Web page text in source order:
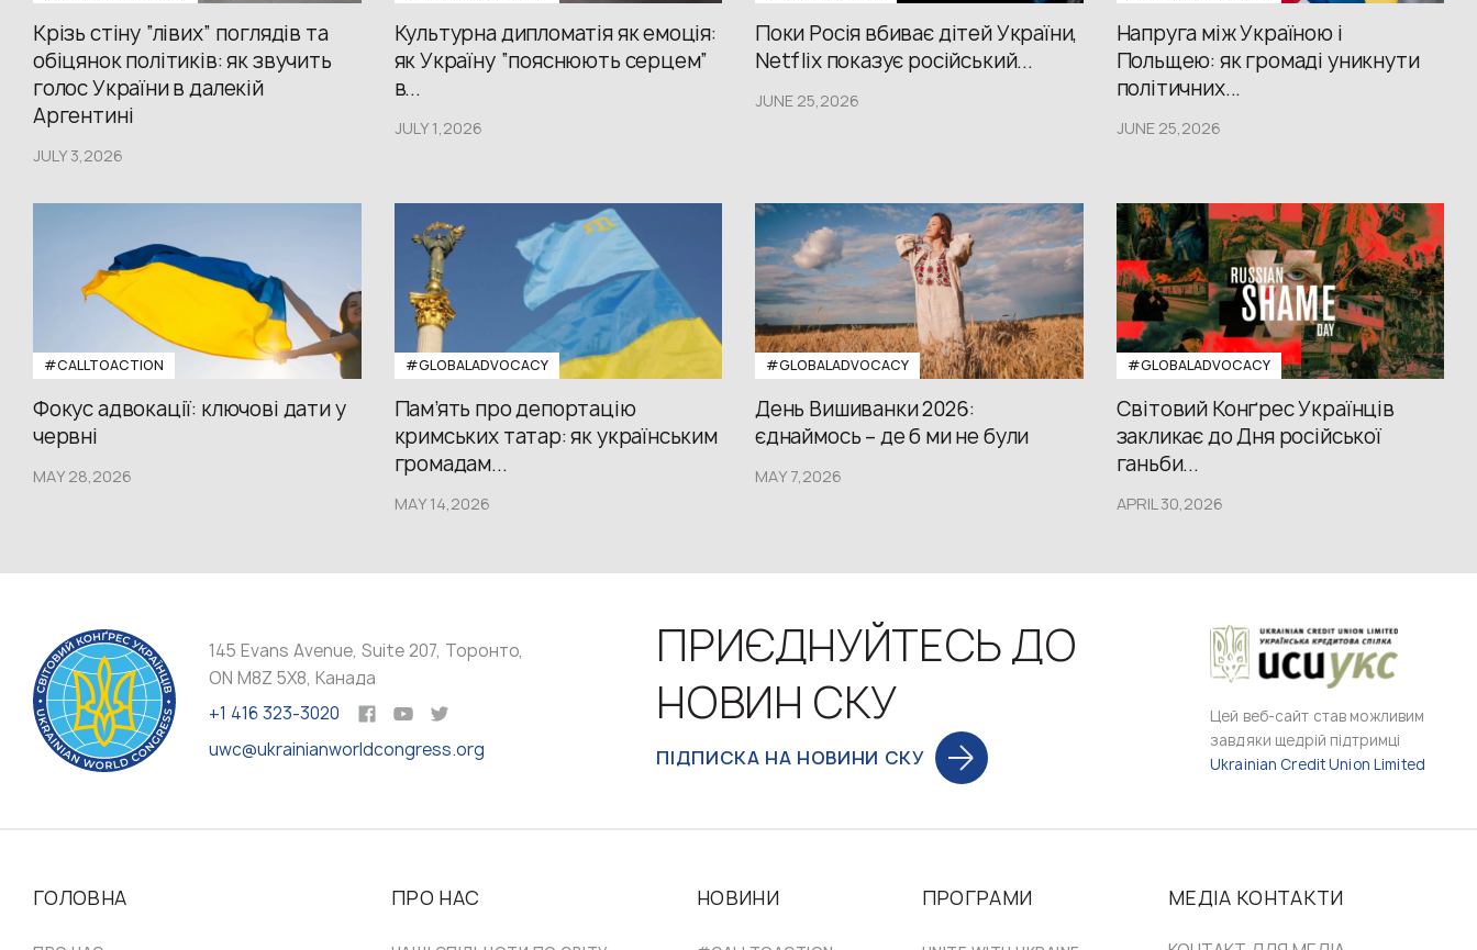
Крізь стіну “лівих” поглядів та
обіцянок політиків: як звучить
голос України в далекій
Аргентині
JULY 3,2026
Культурна дипломатія як емоція:
як Україну “пояснюють серцем”
в...
JULY 1,2026
Поки Росія вбиває дітей України,
Netflix показує російський...
JUNE 25,2026
Напруга між Україною і
Польщею: як громаді уникнути
політичних...
JUNE 25,2026
#CALLTOACTION
Фокус адвокації: ключові дати у
червні
MAY 28,2026
#GLOBALADVOCACY
Пам’ять про депортацію
кримських татар: як українським
громадам...
MAY 14,2026
#GLOBALADVOCACY
День Вишиванки 2026:
єднаймось – де б ми не були
MAY 7,2026
#GLOBALADVOCACY
Світовий Конґрес Українців
закликає до Дня російської
ганьби...
APRIL 30,2026
145 Evans Avenue, Suite 207, Торонто,
ON M8Z 5X8, Канада
+1 416 323-3020
uwc@ukrainianworldcongress.org
ПРИЄДНУЙТЕСЬ ДО
НОВИН СКУ
ПІДПИСКА НА НОВИНИ СКУ
Цей веб-сайт став можливим
завдяки щедрій підтримці
Ukrainian Credit Union Limited
ГОЛОВНА ПРО НАС НОВИНИ ПРОГРАМИ МЕДІА КОНТАКТИ